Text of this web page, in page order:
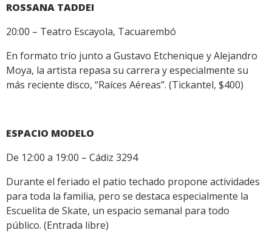
ROSSANA TADDEI
20:00 – Teatro Escayola, Tacuarembó
En formato trío junto a Gustavo Etchenique y Alejandro
Moya, la artista repasa su carrera y especialmente su
más reciente disco, “Raíces Aéreas”. (Tickantel, $400)
ESPACIO MODELO
De 12:00 a 19:00 – Cádiz 3294
Durante el feriado el patio techado propone actividades
para toda la familia, pero se destaca especialmente la
Escuelita de Skate, un espacio semanal para todo
público. (Entrada libre)